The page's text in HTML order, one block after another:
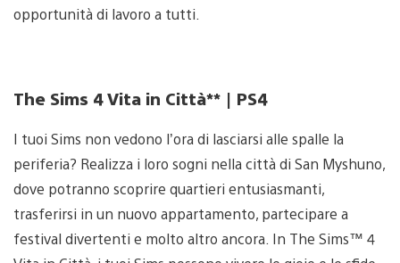
opportunità di lavoro a tutti.
The Sims 4 Vita in Città** | PS4
I tuoi Sims non vedono l’ora di lasciarsi alle spalle la
periferia? Realizza i loro sogni nella città di San Myshuno,
dove potranno scoprire quartieri entusiasmanti,
trasferirsi in un nuovo appartamento, partecipare a
festival divertenti e molto altro ancora. In The Sims™ 4